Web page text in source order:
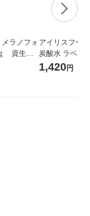
ラノフォ
資生
アイリスフー
炭酸水 ラベル
箱（24本入）
1,420円